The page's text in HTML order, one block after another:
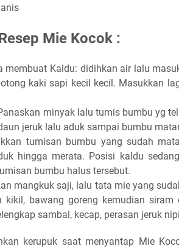
Mie Kocok :
membuat Kaldu: didihkan air lalu
kaki sapi kecil kecil. Masukkan
minyak lalu tumis bumbu yg
jeruk lalu aduk sampai bumbu
tumisan bumbu yang sudah
hingga merata. Posisi kaldu
bumbu halus tersebut.
mangkuk saji, lalu tata mie yang
kikil, bawang goreng kemudian
sambal, kecap, perasan jeruk
kerupuk saat menyantap Mie